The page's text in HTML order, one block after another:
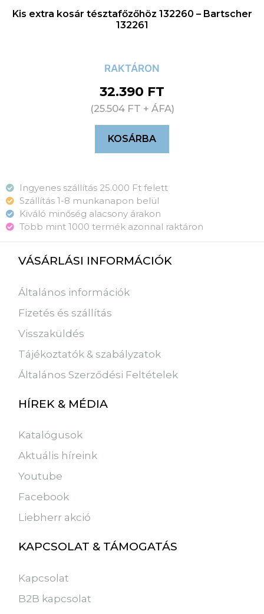
Kis extra kosár tésztafőzőhöz 132260 – Bartscher
132261
RAKTÁRON
32.390 FT
(25.504 FT + ÁFA)
KOSÁRBA
Ingyenes szállítás 25.000 Ft felett
Szállítás 1-8 munkanapon belül
Kiváló minőség alacsony árakon
Több mint 1000 termék azonnal raktáron
VÁSÁRLÁSI INFORMÁCIÓK
Általános információk
Fizetés és szállítás
Visszaküldés
Tájékoztatók & szabályzatok
Általános Szerződési Feltételek
HÍREK & MÉDIA
Katalógusok
Aktuális híreink
Youtube
Facebook
Liebherr akció
KAPCSOLAT & TÁMOGATÁS
Kapcsolat
B2B kapcsolat